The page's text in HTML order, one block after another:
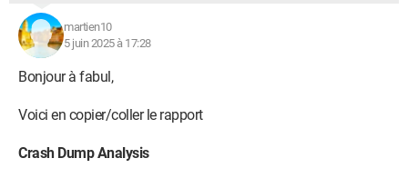
martien10
5 juin 2025 à 17:28
Bonjour à fabul,
Voici en copier/coller le rapport
Crash Dump Analysis